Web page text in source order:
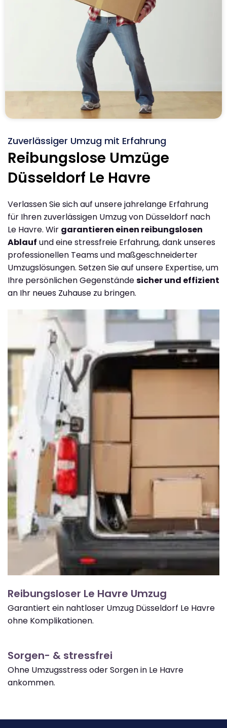
Zuverlässiger Umzug mit Erfahrung
Reibungslose Umzüge
Düsseldorf Le Havre
Verlassen Sie sich auf unsere jahrelange Erfahrung
für Ihren zuverlässigen Umzug von Düsseldorf nach
Le Havre. Wir garantieren einen reibungslosen
Ablauf und eine stressfreie Erfahrung, dank unseres
professionellen Teams und maßgeschneiderter
Umzugslösungen. Setzen Sie auf unsere Expertise, um
Ihre persönlichen Gegenständesicher und effizient
an Ihr neues Zuhause zu bringen.
Reibungsloser Le Havre Umzug
Garantiert ein nahtloser Umzug Düsseldorf Le Havre
ohne Komplikationen.
Sorgen- & stressfrei
Ohne Umzugsstress oder Sorgen in Le Havre
ankommen.